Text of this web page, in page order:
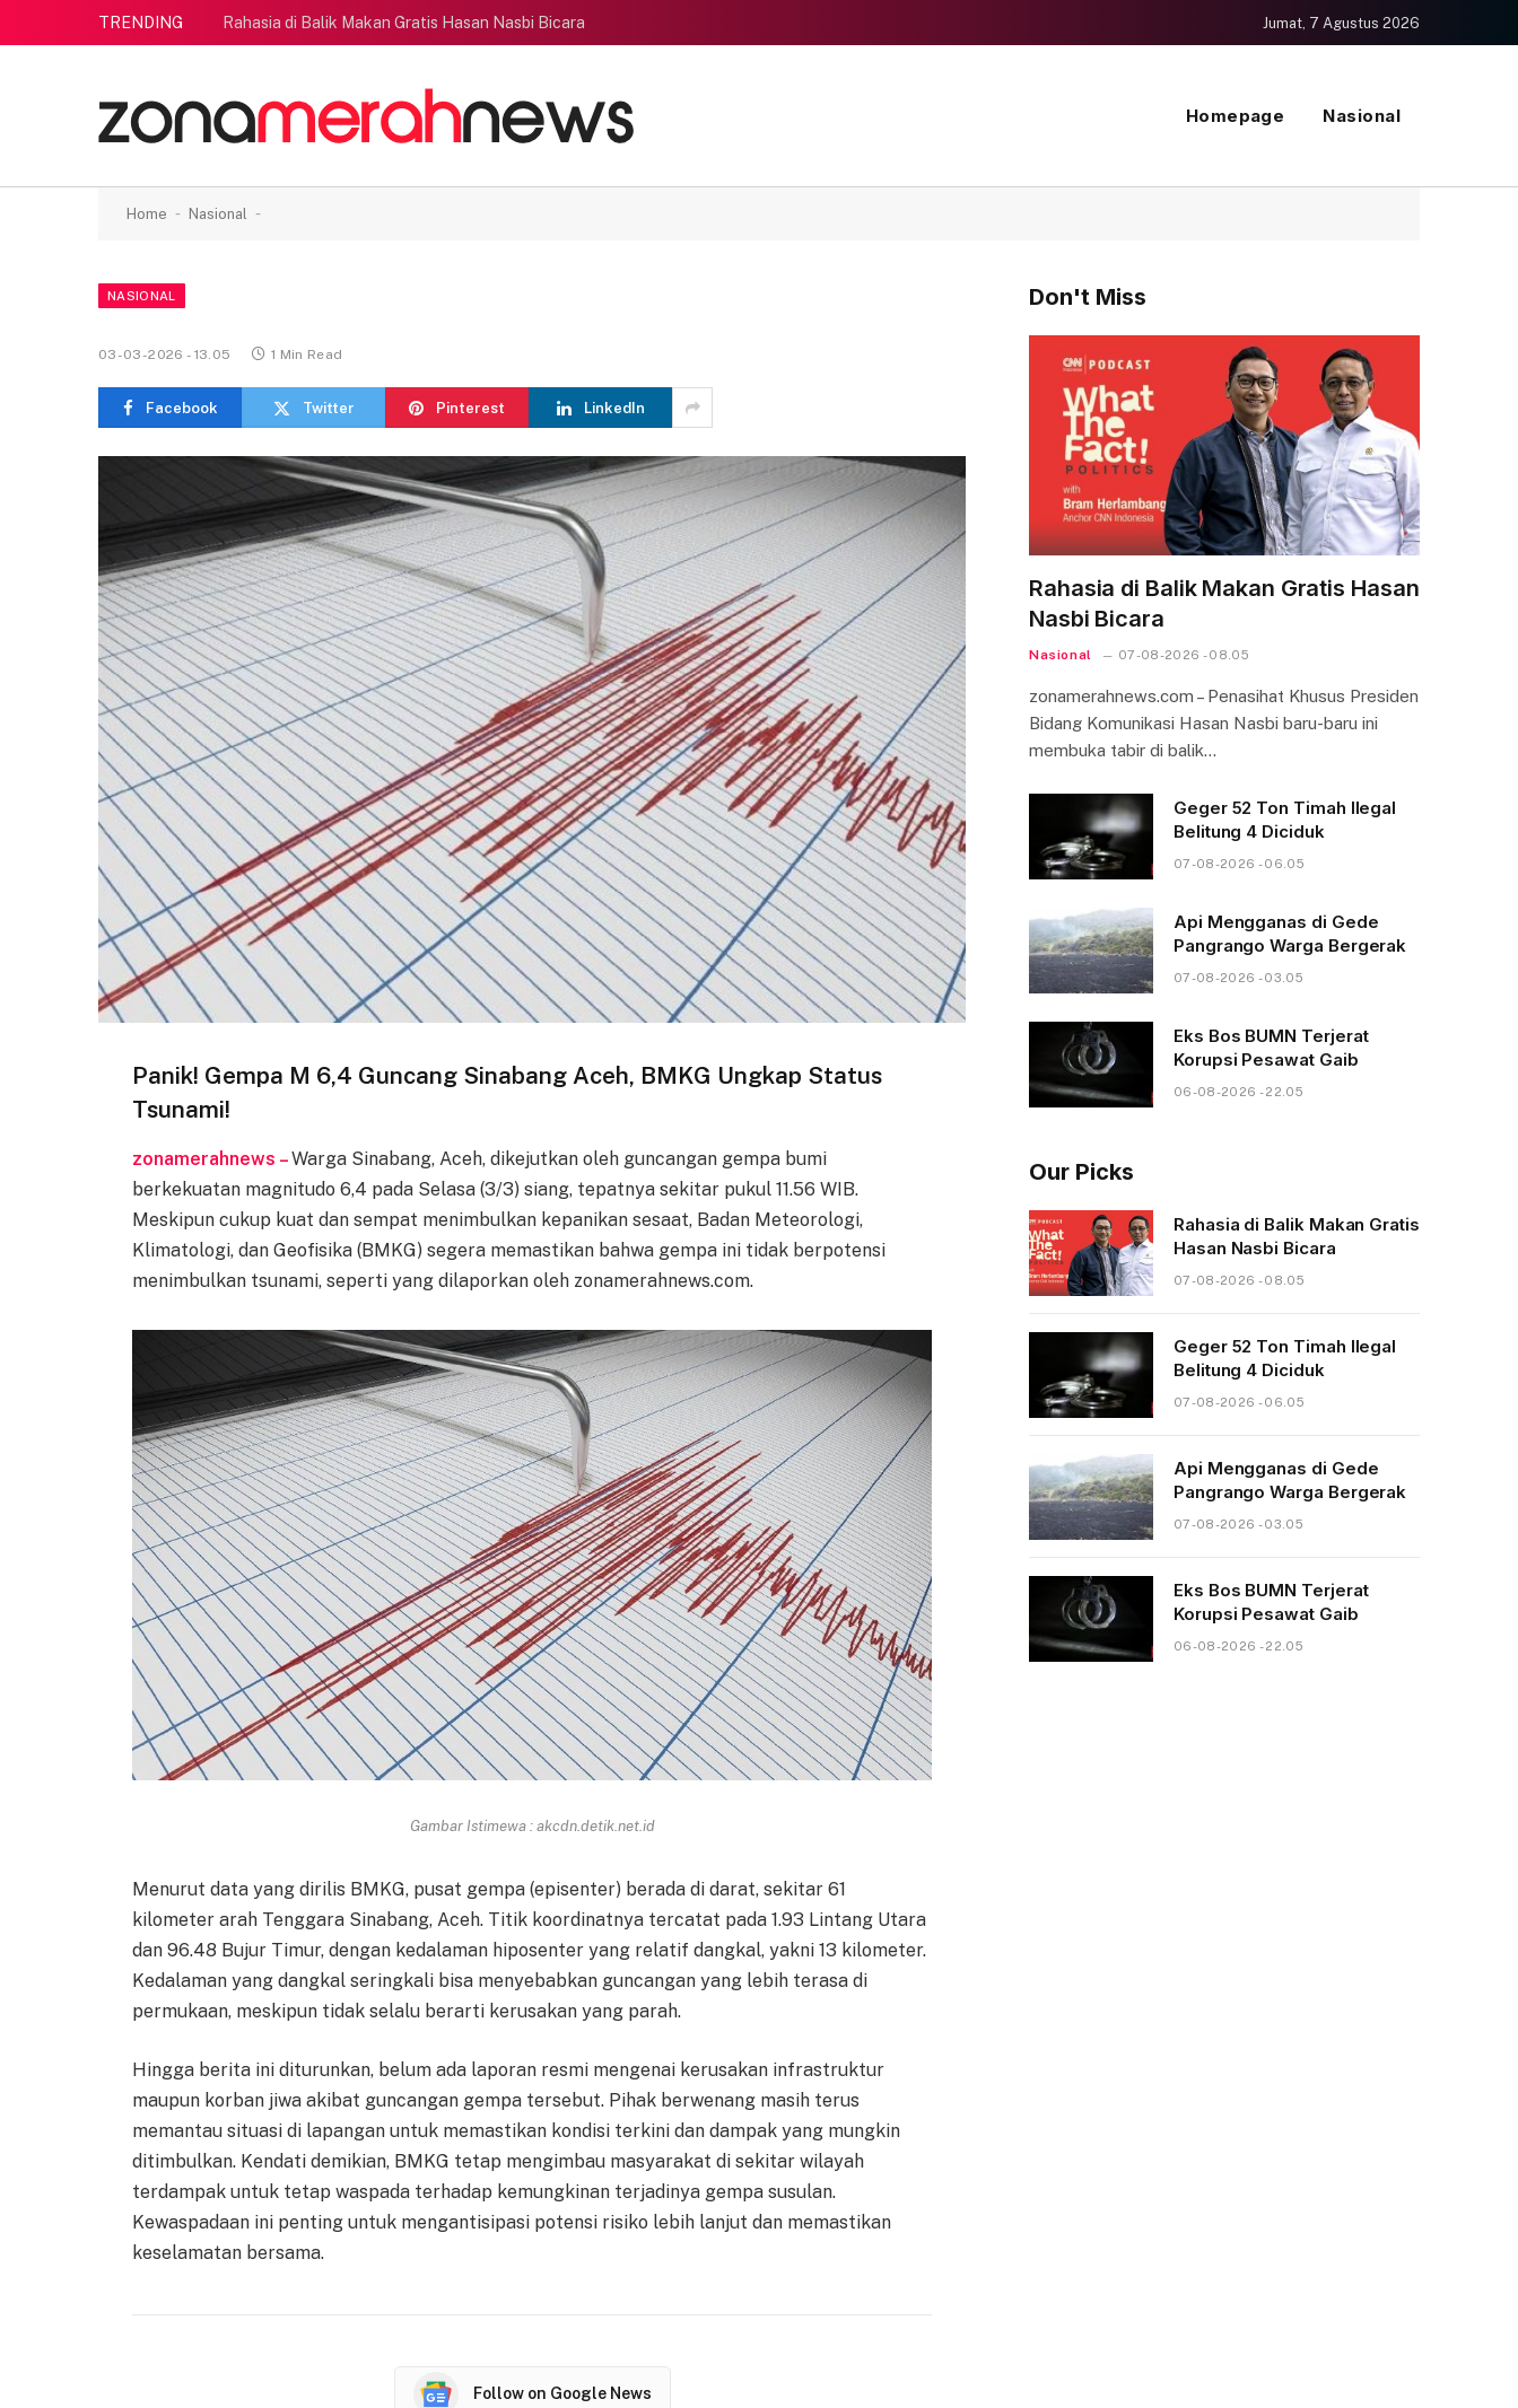
TRENDING Rahasia di Balik Makan Gratis Hasan Nasbi Bicara Jumat, 7 Agustus 2026
Homepage Nasional
Home - Nasional -
NASIONAL
03-03-2026 - 13.05 1 Min Read
Facebook Twitter Pinterest LinkedIn
Panik! Gempa M 6,4 Guncang Sinabang Aceh, BMKG Ungkap Status
Tsunami!
zonamerahnews –Warga Sinabang, Aceh, dikejutkan oleh guncangan gempa bumi
berkekuatan magnitudo 6,4 pada Selasa (3/3) siang, tepatnya sekitar pukul 11.56 WIB.
Meskipun cukup kuat dan sempat menimbulkan kepanikan sesaat, Badan Meteorologi,
Klimatologi, dan Geofisika (BMKG) segera memastikan bahwa gempa ini tidak berpotensi
menimbulkan tsunami, seperti yang dilaporkan oleh zonamerahnews.com.
Gambar Istimewa : akcdn.detik.net.id
Menurut data yang dirilis BMKG, pusat gempa (episenter) berada di darat, sekitar 61
kilometer arah Tenggara Sinabang, Aceh. Titik koordinatnya tercatat pada 1.93 Lintang Utara
dan 96.48 Bujur Timur, dengan kedalaman hiposenter yang relatif dangkal, yakni 13 kilometer.
Kedalaman yang dangkal seringkali bisa menyebabkan guncangan yang lebih terasa di
permukaan, meskipun tidak selalu berarti kerusakan yang parah.
Hingga berita ini diturunkan, belum ada laporan resmi mengenai kerusakan infrastruktur
maupun korban jiwa akibat guncangan gempa tersebut. Pihak berwenang masih terus
memantau situasi di lapangan untuk memastikan kondisi terkini dan dampak yang mungkin
ditimbulkan. Kendati demikian, BMKG tetap mengimbau masyarakat di sekitar wilayah
terdampak untuk tetap waspada terhadap kemungkinan terjadinya gempa susulan.
Kewaspadaan ini penting untuk mengantisipasi potensi risiko lebih lanjut dan memastikan
keselamatan bersama.
Follow on Google News
Don't Miss
Rahasia di Balik Makan Gratis Hasan
Nasbi Bicara
Nasional 07-08-2026 - 08.05
zonamerahnews.com – Penasihat Khusus Presiden
Bidang Komunikasi Hasan Nasbi baru-baru ini
membuka tabir di balik…
Geger 52 Ton Timah Ilegal
Belitung 4 Diciduk
07-08-2026 - 06.05
Api Mengganas di Gede
Pangrango Warga Bergerak
07-08-2026 - 03.05
Eks Bos BUMN Terjerat
Korupsi Pesawat Gaib
06-08-2026 - 22.05
Our Picks
Rahasia di Balik Makan Gratis
Hasan Nasbi Bicara
07-08-2026 - 08.05
Geger 52 Ton Timah Ilegal
Belitung 4 Diciduk
07-08-2026 - 06.05
Api Mengganas di Gede
Pangrango Warga Bergerak
07-08-2026 - 03.05
Eks Bos BUMN Terjerat
Korupsi Pesawat Gaib
06-08-2026 - 22.05